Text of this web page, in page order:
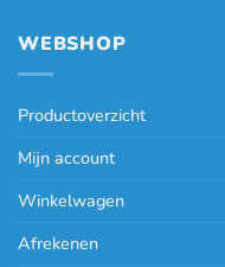
WEBSHOP
Productoverzicht
Mijn account
Winkelwagen
Afrekenen